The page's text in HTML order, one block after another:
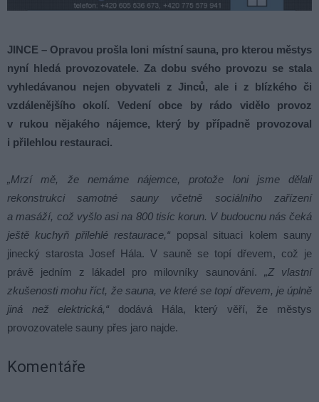
JINCE – Opravou prošla loni místní sauna, pro kterou městys
nyní hledá provozovatele. Za dobu svého provozu se stala
vyhledávanou nejen obyvateli z Jinců, ale i z blízkého či
vzdálenějšího okolí. Vedení obce by rádo vidělo provoz
v rukou nějakého nájemce, který by případně provozoval
i přilehlou restauraci.
„Mrzí mě, že nemáme nájemce, protože loni jsme dělali
rekonstrukci samotné sauny včetně sociálního zařízení
a masáží, což vyšlo asi na 800 tisíc korun. V budoucnu nás čeká
ještě kuchyň přilehlé restaurace,“ popsal situaci kolem sauny
jinecký starosta Josef Hála. V sauně se topí dřevem, což je
právě jedním z lákadel pro milovníky saunování. „Z vlastní
zkušenosti mohu říct, že sauna, ve které se topí dřevem, je úplně
jiná než elektrická,“ dodává Hála, který věří, že městys
provozovatele sauny přes jaro najde.
Komentáře